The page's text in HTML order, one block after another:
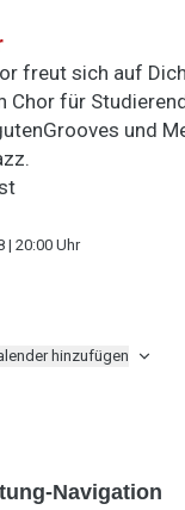
freut sich auf
Chor für
und
| 20:00 Uhr
hinzufügen
Navigation